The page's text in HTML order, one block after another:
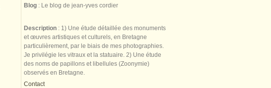
Blog : Le blog de jean-yves cordier
Description : 1) Une étude détaillée des monuments
et œuvres artistiques et culturels, en Bretagne
particulièrement, par le biais de mes photographies.
Je privilégie les vitraux et la statuaire. 2) Une étude
des noms de papillons et libellules (Zoonymie)
observés en Bretagne.
Contact